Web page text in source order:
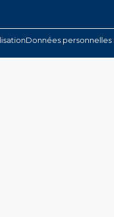
Données personnelles :